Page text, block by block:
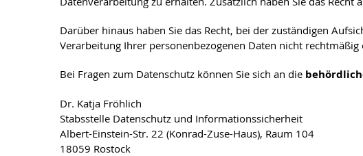
Darüber hinaus haben Sie das Recht, bei der zuständigen
Verarbeitung Ihrer personenbezogenen Daten nicht rechtmäßig
Bei Fragen zum Datenschutz können Sie sich an die
Dr. Katja Fröhlich
Stabsstelle Datenschutz und Informationssicherheit
Albert-Einstein-Str. 22 (Konrad-Zuse-Haus), Raum 104
18059 Rostock